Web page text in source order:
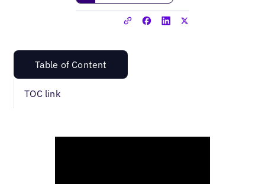
Table of Content
TOC link